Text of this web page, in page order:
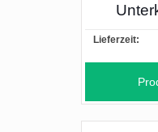
Lieferzeit: